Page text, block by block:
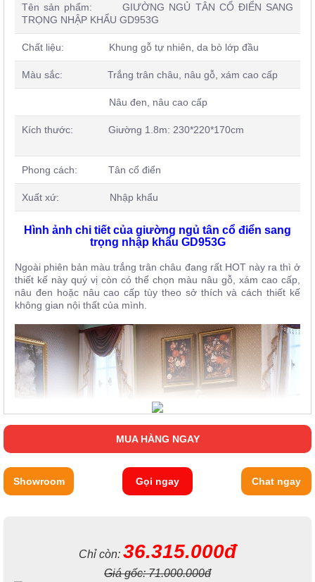
Tên sản phẩm: GIƯỜNG NGỦ TÂN CỔ ĐIỂN SANG
TRỌNG NHẬP KHẨU GD953G
Chất liệu: Khung gỗ tự nhiên, da bò lớp đầu
Màu sắc: Trắng trân châu, nâu gỗ, xám cao cấp
Nâu đen, nâu cao cấp
Kích thước: Giường 1.8m: 230*220*170cm
Phong cách: Tân cổ điển
Xuất xứ: Nhập khẩu
Hình ảnh chi tiết của giường ngủ tân cổ điển sang
trọng nhập khẩu GD953G
Ngoài phiên bản màu trắng trân châu đang rất HOT này ra thì ở
thiết kế này quý vị còn có thể chọn màu nâu gỗ, xám cao cấp,
nâu đen hoặc nâu cao cấp tùy theo sở thích và cách thiết kế
không gian nội thất của mình.
MUA HÀNG NGAY
Showroom Gọi ngay Chat ngay
Chỉ còn: 36.315.000đ
Giá gốc:71.000.000đ